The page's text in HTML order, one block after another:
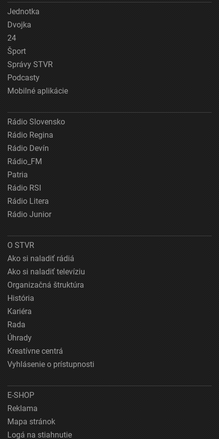
Jednotka
Dvojka
24
Šport
Správy STVR
Podcasty
Mobilné aplikácie
Rádio Slovensko
Rádio Regina
Rádio Devín
Rádio_FM
Patria
Rádio RSI
Rádio Litera
Rádio Junior
O STVR
Ako si naladiť rádiá
Ako si naladiť televíziu
Organizačná štruktúra
História
Kariéra
Rada
Úhrady
Kreatívne centrá
Vyhlásenie o prístupnosti
E-SHOP
Reklama
Mapa stránok
Logá na stiahnutie